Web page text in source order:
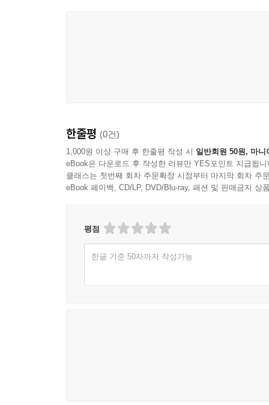
한줄평 (0건)
1,000원 이상 구매 후 한줄평 작성 시 일반회원 50원, 마니
eBook은 다운로드 후 작성한 리뷰만 YES포인트 지급됩니
클래스는 첫번째 회차 주문확정 시점부터 마지막 회차 주
eBook 페이백, CD/LP, DVD/Blu-ray, 패션 및 판매금지 상
평점
한글 기준 50자까지 작성가능